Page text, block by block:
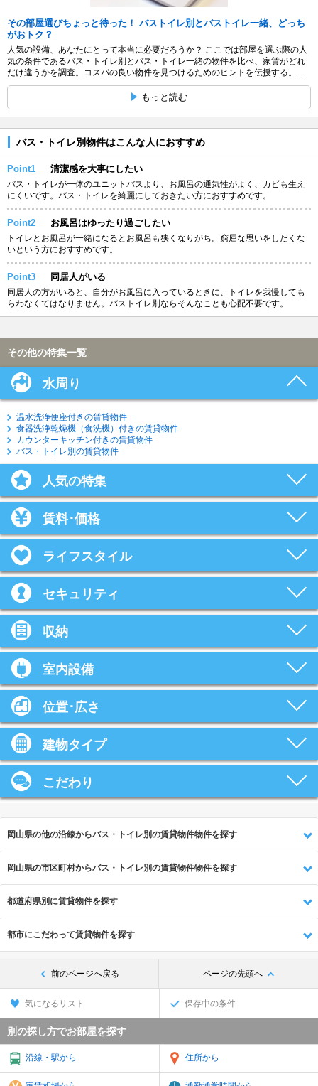
その部屋選びちょっと待った！ バストイレ別とバストイレ一緒、どっち
がおトク？
人気の設備、あなたにとって本当に必要だろうか？ ここでは部屋を選ぶ際の人
気の条件であるバス・トイレ別とバス・トイレ一緒の物件を比べ、家賃がどれ
だけ違うかを調査。コスパの良い物件を見つけるためのヒントを伝授する。...
もっと読む
バス・トイレ別物件はこんな人におすすめ
Point1 清潔感を大事にしたい
バス・トイレが一体のユニットバスより、お風呂の通気性がよく、カビも生え
にくいです。バス・トイレを綺麗にしておきたい方におすすめです。
Point2 お風呂はゆったり過ごしたい
トイレとお風呂が一緒になるとお風呂も狭くなりがち。窮屈な思いをしたくな
いという方におすすめです。
Point3 同居人がいる
同居人の方がいると、自分がお風呂に入っているときに、トイレを我慢しても
らわなくてはなりません。バストイレ別ならそんなことも心配不要です。
その他の特集一覧
水周り
温水洗浄便座付きの賃貸物件
食器洗浄乾燥機（食洗機）付きの賃貸物件
カウンターキッチン付きの賃貸物件
バス・トイレ別の賃貸物件
人気の特集
賃料･価格
ライフスタイル
セキュリティ
収納
室内設備
位置･広さ
建物タイプ
こだわり
岡山県の他の沿線からバス・トイレ別の賃貸物件物件を探す
岡山県の市区町村からバス・トイレ別の賃貸物件物件を探す
都道府県別に賃貸物件を探す
都市にこだわって賃貸物件を探す
前のページへ戻る ページの先頭へ
気になるリスト 保存中の条件
別の探し方でお部屋を探す
沿線・駅から 住所から